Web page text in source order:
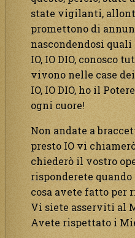
state vigilanti,
promettono di
nascondendosi
IO, IO DIO, conosco
vivono nelle case
IO, IO DIO, ho il
ogni cuore!
Non andate a
presto IO vi
chiederò il vostro
risponderete
cosa avete fatto per
Vi siete asserviti al
Avete rispettato i